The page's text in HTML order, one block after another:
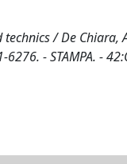
/ De Chiara,
6276. - STAMPA. -